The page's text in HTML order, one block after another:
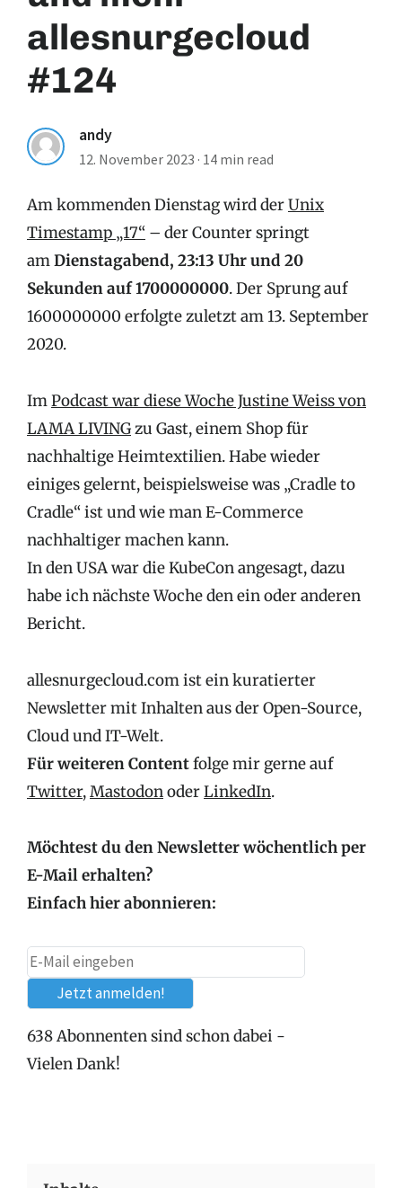
allesnurgecloud
#124
andy
12. November 2023 · 14 min read
Am kommenden Dienstag wird derUnix
Timestamp „17“ – der Counter springt
amDienstagabend, 23:13 Uhr und 20
Sekunden auf 1700000000. Der Sprung auf
1600000000 erfolgte zuletzt am 13. September
2020.
ImPodcast war diese Woche Justine Weiss von
LAMA LIVINGzu Gast, einem Shop für
nachhaltige Heimtextilien. Habe wieder
einiges gelernt, beispielsweise was „Cradle to
Cradle“ ist und wie man E-Commerce
nachhaltiger machen kann.
In den USA war die KubeCon angesagt, dazu
habe ich nächste Woche den ein oder anderen
Bericht.
allesnurgecloud.com ist ein kuratierter
Newsletter mit Inhalten aus der Open-Source,
Cloud und IT-Welt.
Für weiteren Contentfolge mir gerne auf
Twitter,MastodonoderLinkedIn.
Möchtest du den Newsletter wöchentlich per
E-Mail erhalten?
Einfach hier abonnieren:
638 Abonnenten sind schon dabei -
Vielen Dank!